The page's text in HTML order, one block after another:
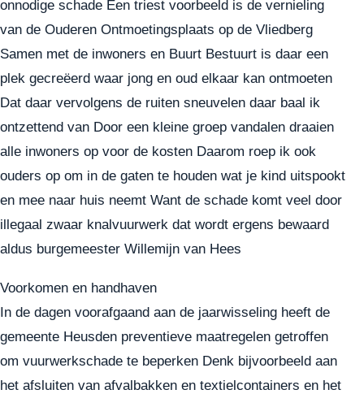
onnodige schade Een triest voorbeeld is de vernieling
van de Ouderen Ontmoetingsplaats op de Vliedberg
Samen met de inwoners en Buurt Bestuurt is daar een
plek gecreëerd waar jong en oud elkaar kan ontmoeten
Dat daar vervolgens de ruiten sneuvelen daar baal ik
ontzettend van Door een kleine groep vandalen draaien
alle inwoners op voor de kosten Daarom roep ik ook
ouders op om in de gaten te houden wat je kind uitspookt
en mee naar huis neemt Want de schade komt veel door
illegaal zwaar knalvuurwerk dat wordt ergens bewaard
aldus burgemeester Willemijn van Hees
Voorkomen en handhaven
In de dagen voorafgaand aan de jaarwisseling heeft de
gemeente Heusden preventieve maatregelen getroffen
om vuurwerkschade te beperken Denk bijvoorbeeld aan
het afsluiten van afvalbakken en textielcontainers en het